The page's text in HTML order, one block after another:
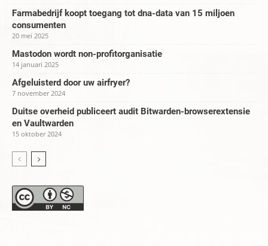
Farmabedrijf koopt toegang tot dna-data van 15 miljoen
consumenten
20 mei 2025
Mastodon wordt non-profitorganisatie
14 januari 2025
Afgeluisterd door uw airfryer?
7 november 2024
Duitse overheid publiceert audit Bitwarden-browserextensie
en Vaultwarden
15 oktober 2024